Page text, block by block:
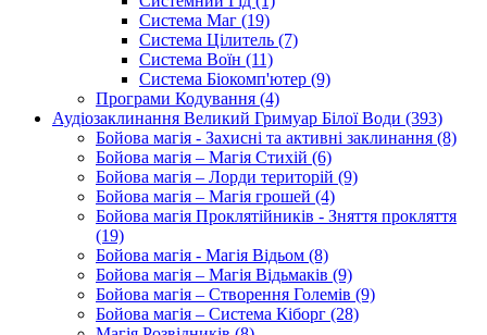
Система Маг (19)
Система Цілитель (7)
Система Воїн (11)
Система Біокомп'ютер (9)
Програми Кодування (4)
Аудіозаклинання Великий Гримуар Білої Води (393)
Бойова магія - Захисні та активні заклинання (8)
Бойова магія – Магія Стихій (6)
Бойова магія – Лорди територій (9)
Бойова магія – Магія грошей (4)
Бойова магія Проклятійників - Зняття прокляття
(19)
Бойова магія - Магія Відьом (8)
Бойова магія – Магія Відьмаків (9)
Бойова магія – Створення Големів (9)
Бойова магія – Система Кіборг (28)